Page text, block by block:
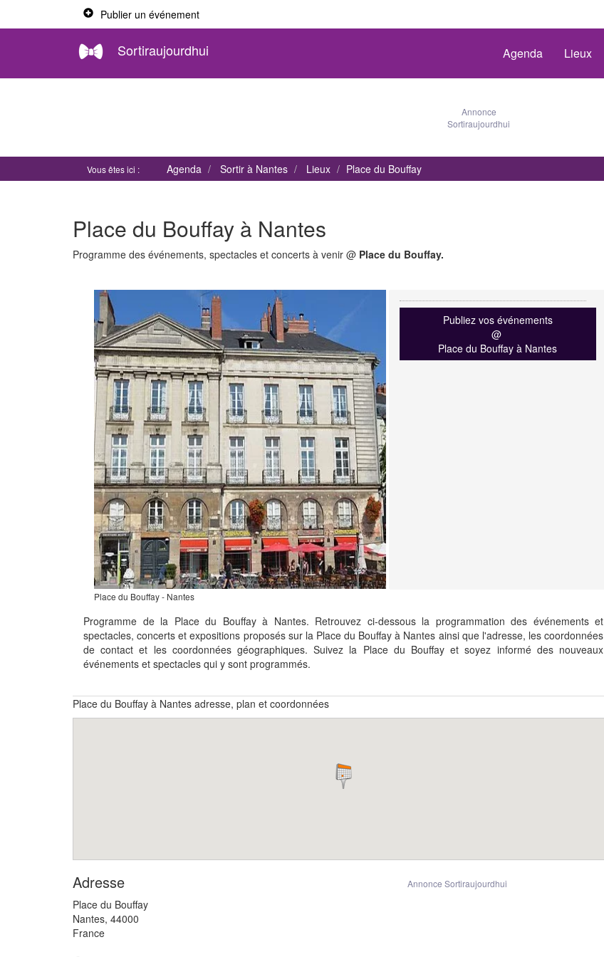
Publier un événement
Sortiraujourdhui Agenda Lieux
Annonce
Sortiraujourdhui
Vous êtes ici : Agenda Sortir à Nantes Lieux Place du Bouffay
Place du Bouffay à Nantes
Programme des événements, spectacles et concerts à venir @ Place du Bouffay.
Place du Bouffay - Nantes
Publiez vos événements
@
Place du Bouffay à Nantes
Programme de la Place du Bouffay à Nantes. Retrouvez ci-dessous la programmation des événements et
spectacles, concerts et expositions proposés sur la Place du Bouffay à Nantes ainsi que l'adresse, les coordonnées
de contact et les coordonnées géographiques. Suivez la Place du Bouffay et soyez informé des nouveaux
événements et spectacles qui y sont programmés.
Place du Bouffay à Nantes adresse, plan et coordonnées
Annonce Sortiraujourdhui
Adresse
Place du Bouffay
Nantes, 44000
France